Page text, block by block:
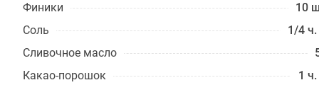
Финики
10
Соль
1/4 ч.
Сливочное масло
Какао-порошок
1